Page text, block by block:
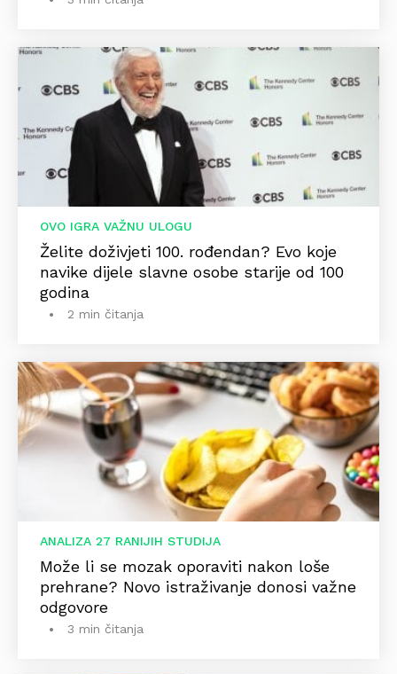
OVO IGRA VAŽNU ULOGU
Želite doživjeti 100. rođendan? Evo koje
navike dijele slavne osobe starije od 100
godina
2 min čitanja
ANALIZA 27 RANIJIH STUDIJA
Može li se mozak oporaviti nakon loše
prehrane? Novo istraživanje donosi važne
odgovore
3 min čitanja